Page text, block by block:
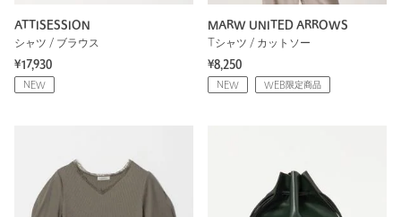
ATTISESSION
シャツ / ブラウス
¥17,930
NEW
MARW UNITED ARROWS
Tシャツ / カットソー
¥8,250
NEW WEB限定商品